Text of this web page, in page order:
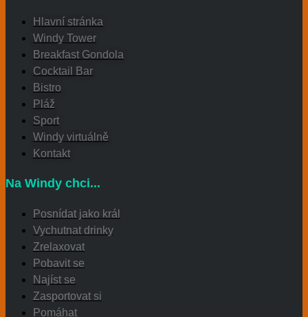
Hlavní stránka
Windy Tower
Breakfast Gondola
Cocktail Bar
Bistro
Pláž
Sport
Windy virtuálně
Kontakt
Na Windy chci...
Posnídat jako král
Vychutnat drinky
Zrelaxovat
Pobavit se
Najíst se
Zasportovat si
Pomáhat